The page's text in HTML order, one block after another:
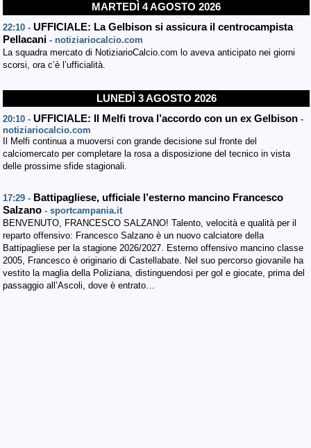
MARTEDÌ 4 AGOSTO 2026
22:10 - UFFICIALE: La Gelbison si assicura il centrocampista
Pellacani - notiziariocalcio.com
La squadra mercato di NotiziarioCalcio.com lo aveva anticipato nei giorni
scorsi, ora c’è l’ufficialità.
LUNEDÌ 3 AGOSTO 2026
20:10 - UFFICIALE: Il Melfi trova l’accordo con un ex Gelbison -
notiziariocalcio.com
Il Melfi continua a muoversi con grande decisione sul fronte del
calciomercato per completare la rosa a disposizione del tecnico in vista
delle prossime sfide stagionali.
17:29 - Battipagliese, ufficiale l’esterno mancino Francesco
Salzano - sportcampania.it
BENVENUTO, FRANCESCO SALZANO! Talento, velocità e qualità per il
reparto offensivo: Francesco Salzano è un nuovo calciatore della
Battipagliese per la stagione 2026/2027. Esterno offensivo mancino classe
2005, Francesco è originario di Castellabate. Nel suo percorso giovanile ha
vestito la maglia della Poliziana, distinguendosi per gol e giocate, prima del
passaggio all’Ascoli, dove è entrato…